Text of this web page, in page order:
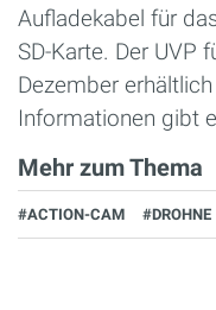
Aufladekabel für
SD-Karte. Der UVP
Dezember
Informationen gibt
Mehr zum Thema
#ACTION-CAM #DROHNE